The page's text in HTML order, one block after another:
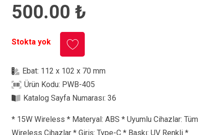
500.00 ₺
Stokta yok
Ebat: 112 x 102 x 70 mm
Ürün Kodu: PWB-405
Katalog Sayfa Numarası:36
* 15W Wireless * Materyal: ABS * Uyumlu Cihazlar: Tüm
Wireless Cihazlar * Giriş: Type-C * Baskı: UV Renkli *